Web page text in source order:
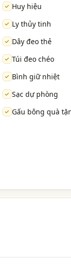
Huy hiệu
Ly thủy tinh
Dây đeo thẻ
Túi đeo chéo
Bình giữ nhiệt
Sạc dự phòng
Gấu bông quà